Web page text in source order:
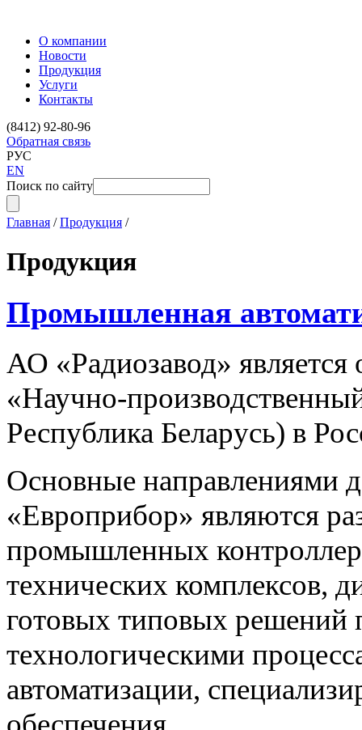
О компании
Новости
Продукция
Услуги
Контакты
(8412) 92-80-96
Обратная связь
РУС
EN
Поиск по сайту
Главная /Продукция /
Продукция
Промышленная
АО «Радиозавод»
«Научно-
Республика Беларусь) в
Основные
«Европрибор» являются
промышленных
технических комплексов,
готовых типовых решений
технологическими
автоматизации,